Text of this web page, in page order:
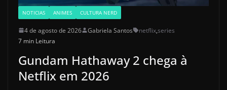
NOTICIAS ANIMES CULTURA NERD
4 de agosto de 2026 Gabriela Santos netflix,series
7 min Leitura
Gundam Hathaway 2 chega à
Netflix em 2026